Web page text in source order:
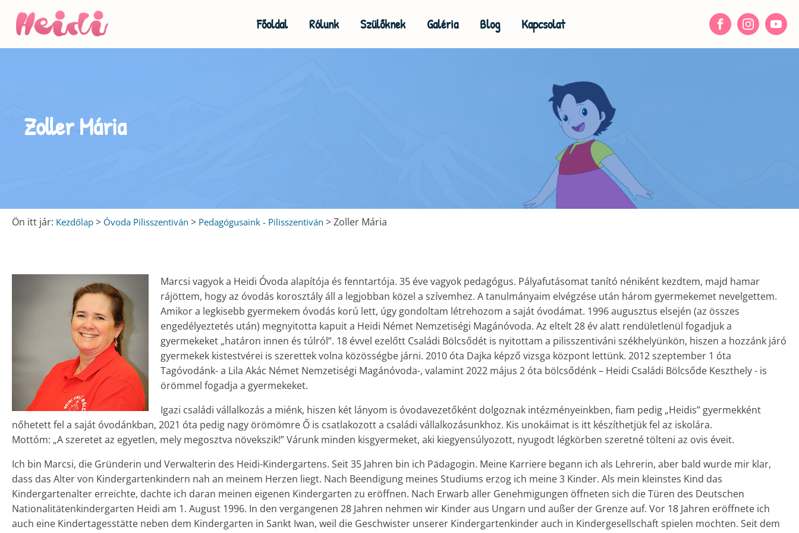
Főoldal Rólunk Szülőknek Galéria Blog Kapcsolat
Zoller Mária
Ön itt jár: Kezdőlap > Óvoda Pilisszentiván > Pedagógusaink - Pilisszentiván >Zoller Mária
Marcsi vagyok a Heidi Óvoda alapítója és fenntartója. 35 éve vagyok pedagógus. Pályafutásomat tanító néniként kezdtem, majd hamar
rájöttem, hogy az óvodás korosztály áll a legjobban közel a szívemhez. A tanulmányaim elvégzése után három gyermekemet nevelgettem.
Amikor a legkisebb gyermekem óvodás korú lett, úgy gondoltam létrehozom a saját óvodámat. 1996 augusztus elsején (az összes
engedélyeztetés után) megnyitotta kapuit a Heidi Német Nemzetiségi Magánóvoda. Az eltelt 28 év alatt rendületlenül fogadjuk a
gyermekeket „határon innen és túlról”. 18 évvel ezelőtt Családi Bölcsődét is nyitottam a pilisszentiváni székhelyünkön, hiszen a hozzánk járó
gyermekek kistestvérei is szerettek volna közösségbe járni. 2010 óta Dajka képző vizsga központ lettünk. 2012 szeptember 1 óta
Tagóvodánk- a Lila Akác Német Nemzetiségi Magánóvoda-, valamint 2022 május 2 óta bölcsődénk – Heidi Családi Bölcsőde Keszthely - is
örömmel fogadja a gyermekeket.
Igazi családi vállalkozás a miénk, hiszen két lányom is óvodavezetőként dolgoznak intézményeinkben, fiam pedig „Heidis” gyermekként
nőhetett fel a saját óvodánkban, 2021 óta pedig nagy örömömre Ő is csatlakozott a családi vállalkozásunkhoz. Kis unokáimat is itt készíthetjük fel az iskolára.
Mottóm: „A szeretet az egyetlen, mely megosztva növekszik!” Várunk minden kisgyermeket, aki kiegyensúlyozott, nyugodt légkörben szeretné tölteni az ovis éveit.
Ich bin Marcsi, die Gründerin und Verwalterin des Heidi-Kindergartens. Seit 35 Jahren bin ich Pädagogin. Meine Karriere begann ich als Lehrerin, aber bald wurde mir klar,
dass das Alter von Kindergartenkindern nah an meinem Herzen liegt. Nach Beendigung meines Studiums erzog ich meine 3 Kinder. Als mein kleinstes Kind das
Kindergartenalter erreichte, dachte ich daran meinen eigenen Kindergarten zu eröffnen. Nach Erwarb aller Genehmigungen öffneten sich die Türen des Deutschen
Nationalitätenkindergarten Heidi am 1. August 1996. In den vergangenen 28 Jahren nehmen wir Kinder aus Ungarn und außer der Grenze auf. Vor 18 Jahren eröffnete ich
auch eine Kindertagesstätte neben dem Kindergarten in Sankt Iwan, weil die Geschwister unserer Kindergartenkinder auch in Kindergesellschaft spielen mochten. Seit dem